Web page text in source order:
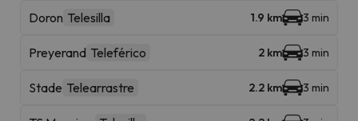
Doron Telesilla 1.9 km 3 min
Preyerand Teleférico 2 km 3 min
Stade Telearrastre 2.2 km 3 min